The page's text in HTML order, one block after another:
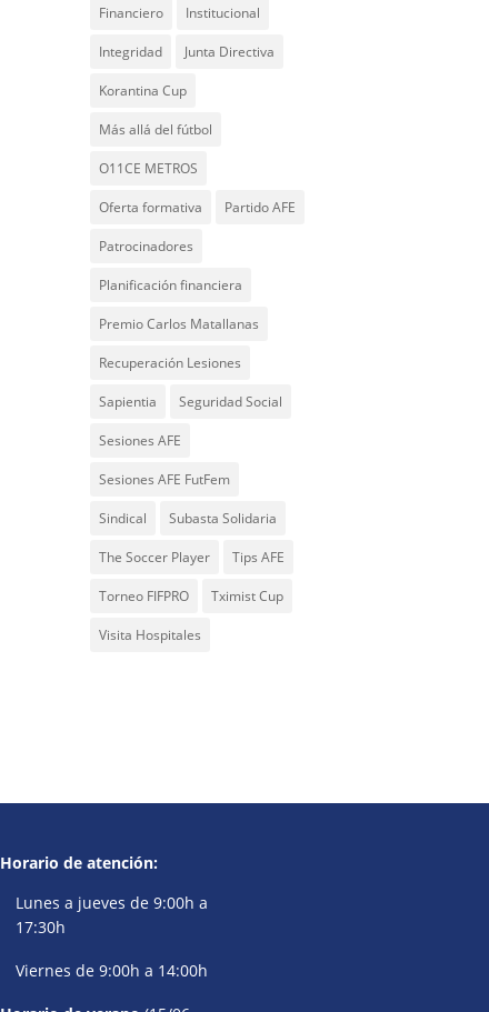
Financiero Institucional
Integridad Junta Directiva
Korantina Cup
Más allá del fútbol
O11CE METROS
Oferta formativa Partido AFE
Patrocinadores
Planificación financiera
Premio Carlos Matallanas
Recuperación Lesiones
Sapientia Seguridad Social
Sesiones AFE
Sesiones AFE FutFem
Sindical Subasta Solidaria
The Soccer Player Tips AFE
Torneo FIFPRO Tximist Cup
Visita Hospitales
Horario de atención:
Lunes a jueves de 9:00h a
17:30h
Viernes de 9:00h a 14:00h